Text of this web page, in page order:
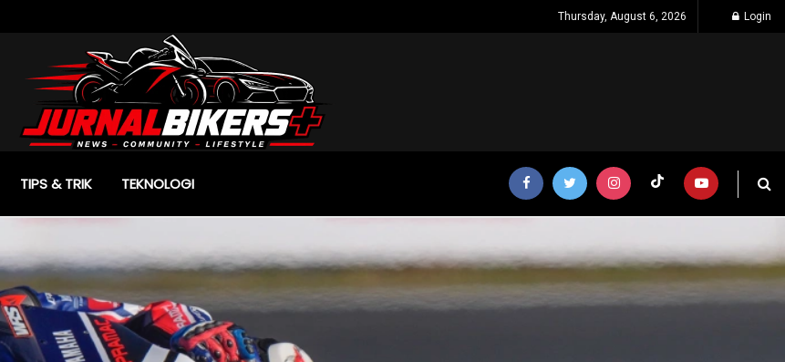
Thursday, August 6, 2026 Login
TIPS & TRIK TEKNOLOGI